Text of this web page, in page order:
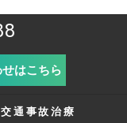
はこちら
交通事故治療